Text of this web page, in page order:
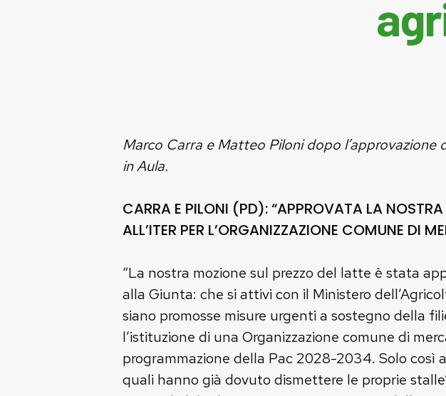
Marco Carra e Matteo Piloni dopo
in Aula.
CARRA E PILONI (PD): “APPROVATA LA
ALL’ITER PER L’ORGANIZZAZIONE COMUNE DI
“La nostra mozione sul prezzo del latte è stata
alla Giunta: che si attivi con il Ministero
siano promosse misure urgenti a sostegno della
l’istituzione di una Organizzazione comune di
programmazione della Pac 2028-2034. Solo così
quali hanno già dovuto dismettere le proprie